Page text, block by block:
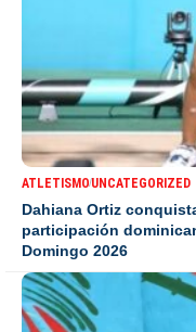
ATLETISMOUNCATEGORIZED
Dahiana Ortiz
participación
Domingo 2026